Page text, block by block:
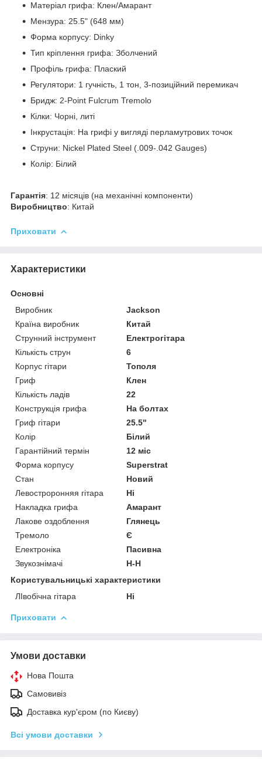
Матеріал грифа: Клен/Амарант
Мензура: 25.5" (648 мм)
Форма корпусу: Dinky
Тип кріплення грифа: Зболчений
Профіль грифа: Плаский
Регулятори: 1 гучність, 1 тон, 3-позиційний перемикач
Бридж: 2-Point Fulcrum Tremolo
Кілки: Чорні, литі
Інкрустація: На грифі у вигляді перламутрових точок
Струни: Nickel Plated Steel (.009-.042 Gauges)
Колір: Білий
Гарантія: 12 місяців (на механічні компоненти)
Виробництво: Китай
Приховати
Характеристики
Основні
Виробник
Jackson
Країна виробник
Китай
Струнний інструмент
Електрогітара
Кількість струн
6
Корпус гітари
Тополя
Гриф
Клен
Кількість ладів
22
Конструкція грифа
На болтах
Гриф гітари
25.5"
Колір
Білий
Гарантійний термін
12 міс
Форма корпусу
Superstrat
Стан
Новий
Левостроронняя гітара
Ні
Накладка грифа
Амарант
Лакове оздоблення
Глянець
Тремоло
Є
Електроніка
Пасивна
Звукознімачі
H-H
Користувальницькі характеристики
ЛІвобічна гітара
Ні
Приховати
Умови доставки
Нова Пошта
Самовивіз
Доставка кур'єром (по Києву)
Всі умови доставки